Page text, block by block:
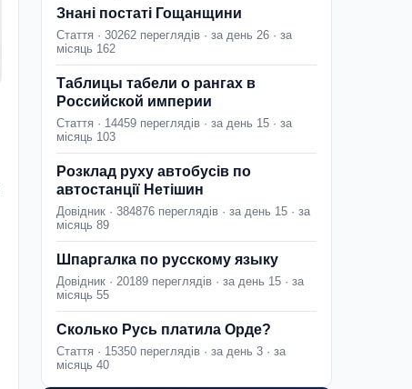
Знані постаті Гощанщини
Стаття · 30262 переглядів · за день 26 · за
місяць 162
Таблицы табели о рангах в
Российской империи
Стаття · 14459 переглядів · за день 15 · за
місяць 103
Розклад руху автобусів по
автостанції Нетішин
Довідник · 384876 переглядів · за день 15 · за
місяць 89
Шпаргалка по русскому языку
Довідник · 20189 переглядів · за день 15 · за
місяць 55
Сколько Русь платила Орде?
Стаття · 15350 переглядів · за день 3 · за
місяць 40